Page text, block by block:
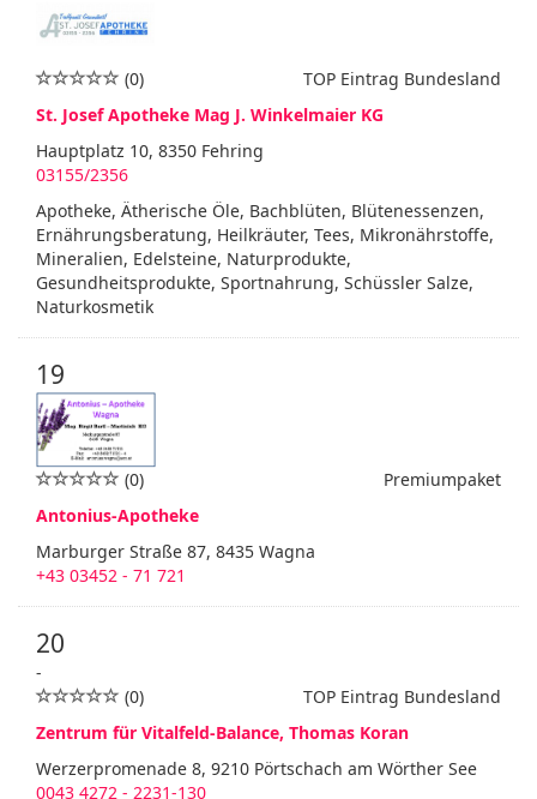
TOP Eintrag Bundesland
(0)
St. Josef Apotheke Mag J. Winkelmaier KG
Hauptplatz 10, 8350 Fehring
03155/2356
Apotheke, Ätherische Öle, Bachblüten, Blütenessenzen,
Ernährungsberatung, Heilkräuter, Tees, Mikronährstoffe,
Mineralien, Edelsteine, Naturprodukte,
Gesundheitsprodukte, Sportnahrung, Schüssler Salze,
Naturkosmetik
19
Premiumpaket
(0)
Antonius-Apotheke
Marburger Straße 87, 8435 Wagna
+43 03452 - 71 721
20
-
TOP Eintrag Bundesland
(0)
Zentrum für Vitalfeld-Balance, Thomas Koran
Werzerpromenade 8, 9210 Pörtschach am Wörther See
0043 4272 - 2231-130